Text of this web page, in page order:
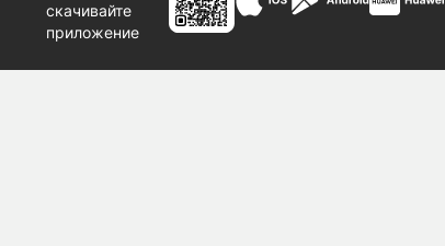
скачивайте
приложениеновостей